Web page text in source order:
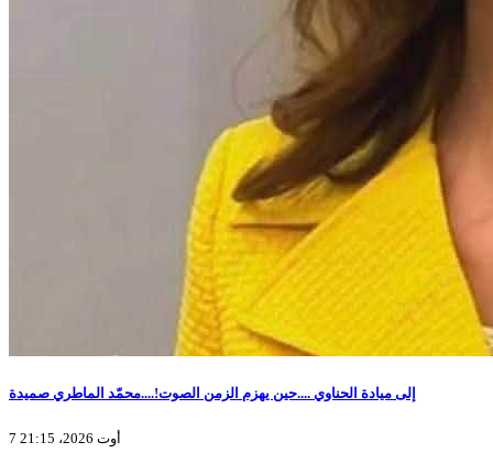
إلى ميادة الحناوي ....حين يهزم الزمن الصوت!....محمّد الماطري صميدة
7 أوت 2026، 21:15